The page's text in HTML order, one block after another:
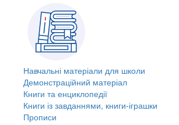
Навчальні матеріали для школи
Демонстраційний матеріал
Книги та енциклопедії
Книги із завданнями, книги-іграшки
Прописи